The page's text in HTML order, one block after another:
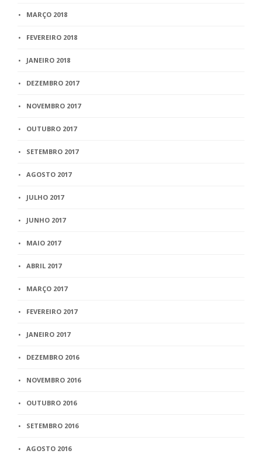
MARÇO 2018
FEVEREIRO 2018
JANEIRO 2018
DEZEMBRO 2017
NOVEMBRO 2017
OUTUBRO 2017
SETEMBRO 2017
AGOSTO 2017
JULHO 2017
JUNHO 2017
MAIO 2017
ABRIL 2017
MARÇO 2017
FEVEREIRO 2017
JANEIRO 2017
DEZEMBRO 2016
NOVEMBRO 2016
OUTUBRO 2016
SETEMBRO 2016
AGOSTO 2016